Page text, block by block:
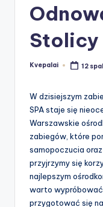
Stolicy
Posted
Kvepalai 12
W dzisiejszym
SPA staje się
Warszawskie
zabiegów, które
samopoczucia
przyjrzymy się
najlepszym
warto
przygotować się